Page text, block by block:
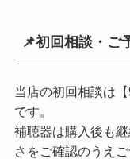
📌初回相談・ご
当店の初回相談は
です。
補聴器は購入後も
さをご確認のうえご